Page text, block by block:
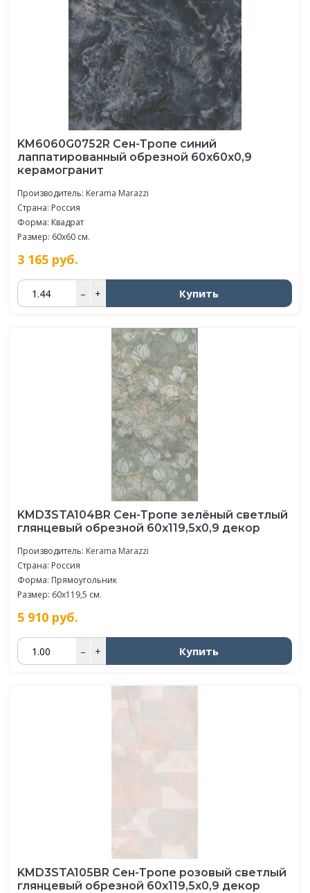
KM6060G0752R Сен-Тропе синий
лаппатированный обрезной 60x60x0,9
керамогранит
Производитель: Kerama Marazzi
Страна: Россия
Форма: Квадрат
Размер: 60x60 см.
3 165 руб.
– + Купить
KMD3STA104BR Сен-Тропе зелёный светлый
глянцевый обрезной 60x119,5x0,9 декор
Производитель: Kerama Marazzi
Страна: Россия
Форма: Прямоугольник
Размер: 60x119,5 см.
5 910 руб.
– + Купить
KMD3STA105BR Сен-Тропе розовый светлый
глянцевый обрезной 60x119,5x0,9 декор